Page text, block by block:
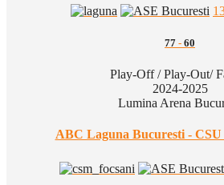
77 - 60
Play-Off / Play-Out/
2024-2025
Lumina Arena
ABC Laguna Bucuresti -